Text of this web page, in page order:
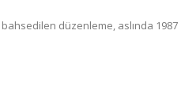
bahsedilen düzenleme, aslında 1987